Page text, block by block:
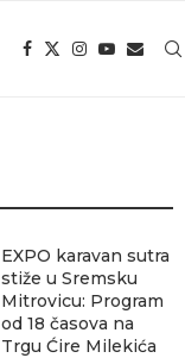
EXPO karavan sutra
stiže u Sremsku
Mitrovicu: Program
od 18 časova na
Trgu Ćire Milekića